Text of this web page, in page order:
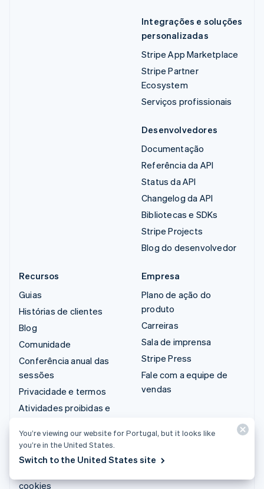
Integrações e soluções
personalizadas
Stripe App Marketplace
Stripe Partner
Ecosystem
Serviços profissionais
Desenvolvedores
Documentação
Referência da API
Status da API
Changelog da API
Bibliotecas e SDKs
Stripe Projects
Blog do desenvolvedor
Recursos
Guias
Histórias de clientes
Blog
Comunidade
Conferência anual das
sessões
Privacidade e termos
Atividades proibidas e
Licenças
Mapa do site
cookies
Empresa
Plano de ação do
produto
Carreiras
Sala de imprensa
Stripe Press
Fale com a equipe de
vendas
You’re viewing our website for Portugal, but it looks like
you’re in the United States.
Switch to the United States site